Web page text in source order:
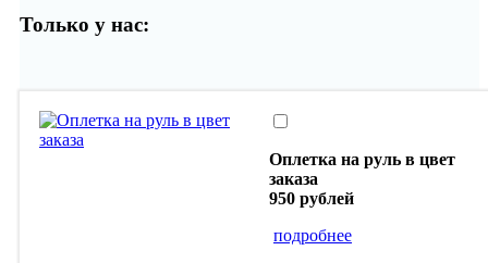
Только у нас:
Оплетка на руль в цвет
заказа
950 рублей
подробнее